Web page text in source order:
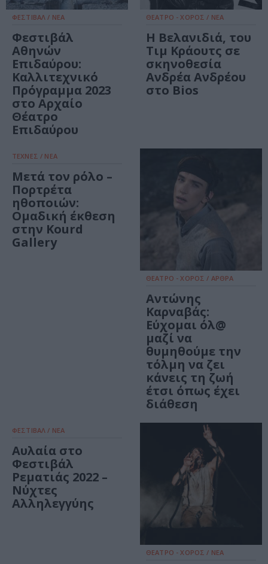
ΦΕΣΤΙΒΑΛ / ΝΕΑ
Φεστιβάλ
Αθηνών
Επιδαύρου:
Καλλιτεχνικό
Πρόγραμμα 2023
στο Αρχαίο
Θέατρο
Επιδαύρου
ΘΕΑΤΡΟ - ΧΟΡΟΣ / ΝΕΑ
Η Βελανιδιά, του
Τιμ Κράουτς σε
σκηνοθεσία
Ανδρέα Ανδρέου
στο Bios
ΤΕΧΝΕΣ / ΝΕΑ
Μετά τον ρόλο –
Πορτρέτα
ηθοποιών:
Ομαδική έκθεση
στην Kourd
Gallery
ΘΕΑΤΡΟ - ΧΟΡΟΣ / ΑΡΘΡΑ
Αντώνης
Καρναβάς:
Εύχομαι όλ@
μαζί να
θυμηθούμε την
τόλμη να ζει
κάνεις τη ζωή
έτσι όπως έχει
διάθεση
ΦΕΣΤΙΒΑΛ / ΝΕΑ
Αυλαία στο
Φεστιβάλ
Ρεματιάς 2022 –
Νύχτες
Αλληλεγγύης
ΘΕΑΤΡΟ - ΧΟΡΟΣ / ΝΕΑ